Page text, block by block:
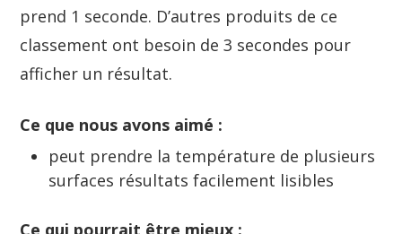
prend 1 seconde. D’autres produits de ce
classement ont besoin de 3 secondes pour
afficher un résultat.
Ce que nous avons aimé :
peut prendre la température de plusieurs
surfaces résultats facilement lisibles